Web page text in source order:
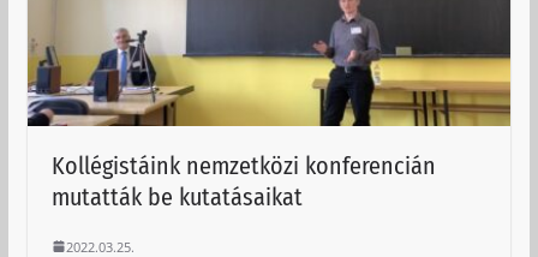
Kollégistáink nemzetközi konferencián
mutatták be kutatásaikat
2022.03.25.